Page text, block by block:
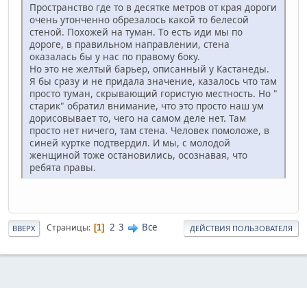
Пространство где то в десятке метров от края дороги
очень утонченно обрезалось какой то белесой
стеной. Похожей на туман. То есть иди мы по
дороге, в правильном направлении, стена
оказалась бы у нас по правому боку.
Но это не желтый барьер, описанный у Кастанеды.
Я бы сразу и не придала значение, казалось что там
просто туман, скрывающий гористую местность. Но "
старик" обратил внимание, что это просто наш ум
дорисовывает то, чего на самом деле нет. Там
просто нет ничего, там стена. Человек помоложе, в
синей куртке подтвердил. И мы, с молодой
женщиной тоже остановились, осознавая, что
ребята правы.
ВВЕРХ Страницы 1 2 3 Все ДЕЙСТВИЯ ПОЛЬЗОВАТЕЛЯ